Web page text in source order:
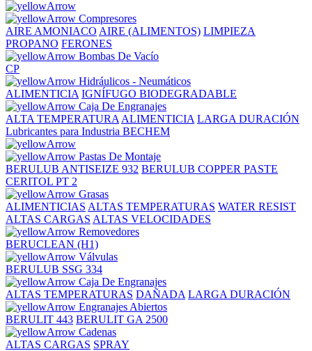
Compresores
AIRE AMONIACO AIRE (ALIMENTOS) LIMPIEZA
PROPANO FERONES
Bombas De Vacío
CP
Hidráulicos - Neumáticos
ALIMENTICIA IGNÍFUGO BIODEGRADABLE
Caja De Engranajes
ALTA TEMPERATURA ALIMENTICIA LARGA DURACIÓN
Lubricantes para Industria BECHEM
Pastas De Montaje
BERULUB ANTISEIZE 932 BERULUB COPPER PASTE
CERITOL PT 2
Grasas
ALIMENTICIAS ALTAS TEMPERATURAS WATER RESIST
ALTAS CARGAS ALTAS VELOCIDADES
Removedores
BERUCLEAN (H1)
Válvulas
BERULUB SSG 334
Caja De Engranajes
ALTAS TEMPERATURAS DAÑADA LARGA DURACIÓN
Engranajes Abiertos
BERULIT 443 BERULIT GA 2500
Cadenas
ALTAS CARGAS SPRAY